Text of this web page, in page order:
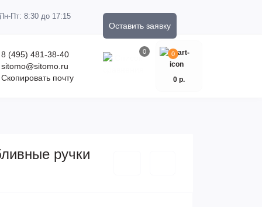
Пт: 8:30 до 17:15
Оставить заявку
8 (495) 481-38-40
sitomo@sitomo.ru
Скопировать почту
0 0
0 р.
ручки